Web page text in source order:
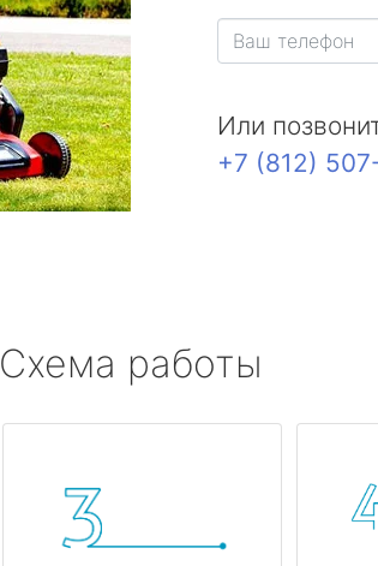
Или
+7 (812)
Схема работы